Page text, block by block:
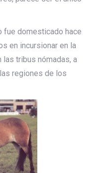
fue domesticado hace
en incursionar en la
tribus nómadas, a
regiones de los